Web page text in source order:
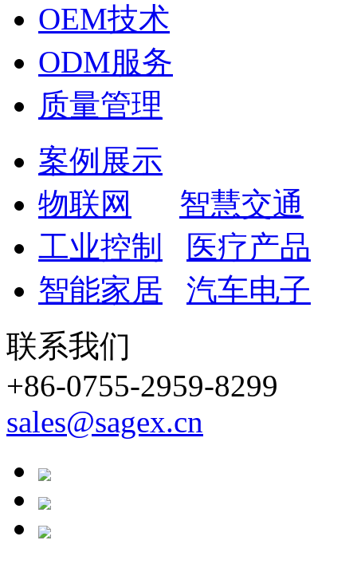
OEM技术
ODM服务
质量管理
案例展示
物联网
智慧交通
工业控制
医疗产品
智能家居
汽车电子
联系我们
+86-0755-2959-8299
sales@sagex.cn